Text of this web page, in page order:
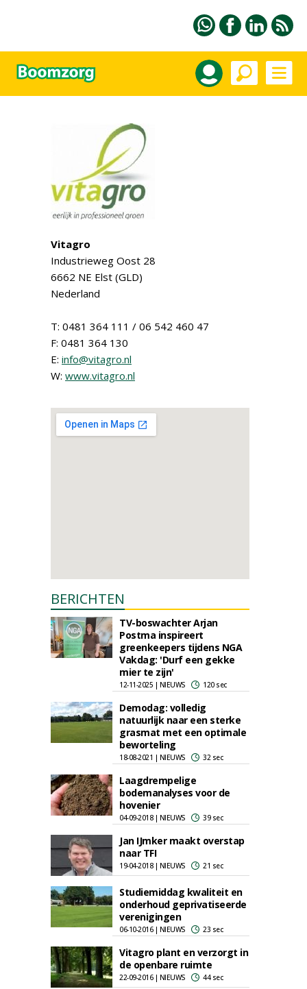
Vitagro
Industrieweg Oost 28
6662 NE Elst (GLD)
Nederland
T: 0481 364 111 / 06 542 460 47
F: 0481 364 130
E: info@vitagro.nl
W: www.vitagro.nl
BERICHTEN
TV-boswachter Arjan
Postma inspireert
greenkeepers tijdens NGA
Vakdag: 'Durf een gekke
mier te zijn'
12-11-2025 | NIEUWS 120 sec
Demodag: volledig
natuurlijk naar een sterke
grasmat met een optimale
beworteling
18-08-2021 | NIEUWS 32 sec
Laagdrempelige
bodemanalyses voor de
hovenier
04-09-2018 | NIEUWS 39 sec
Jan IJmker maakt overstap
naar TFI
19-04-2018 | NIEUWS 21 sec
Studiemiddag kwaliteit en
onderhoud geprivatiseerde
verenigingen
06-10-2016 | NIEUWS 23 sec
Vitagro plant en verzorgt in
de openbare ruimte
22-09-2016 | NIEUWS 44 sec